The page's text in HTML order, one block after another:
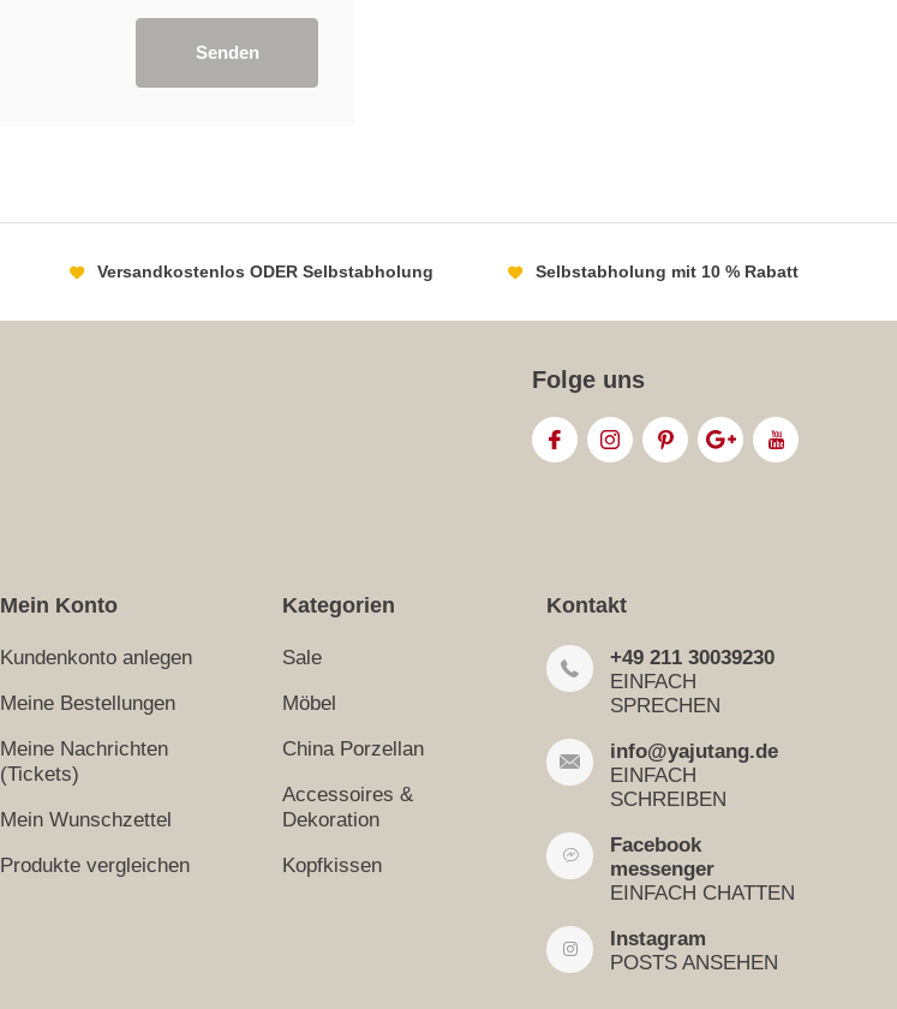
Senden
Versandkostenlos ODER Selbstabholung Selbstabholung mit 10 % Rabatt
Folge uns
Mein Konto
Kundenkonto anlegen
Meine Bestellungen
Meine Nachrichten
(Tickets)
Mein Wunschzettel
Produkte vergleichen
Kategorien
Sale
Möbel
China Porzellan
Accessoires &
Dekoration
Kopfkissen
Kontakt
+49 211 30039230
EINFACH
SPRECHEN
info@yajutang.de
EINFACH
SCHREIBEN
Facebook
messenger
EINFACH CHATTEN
Instagram
POSTS ANSEHEN